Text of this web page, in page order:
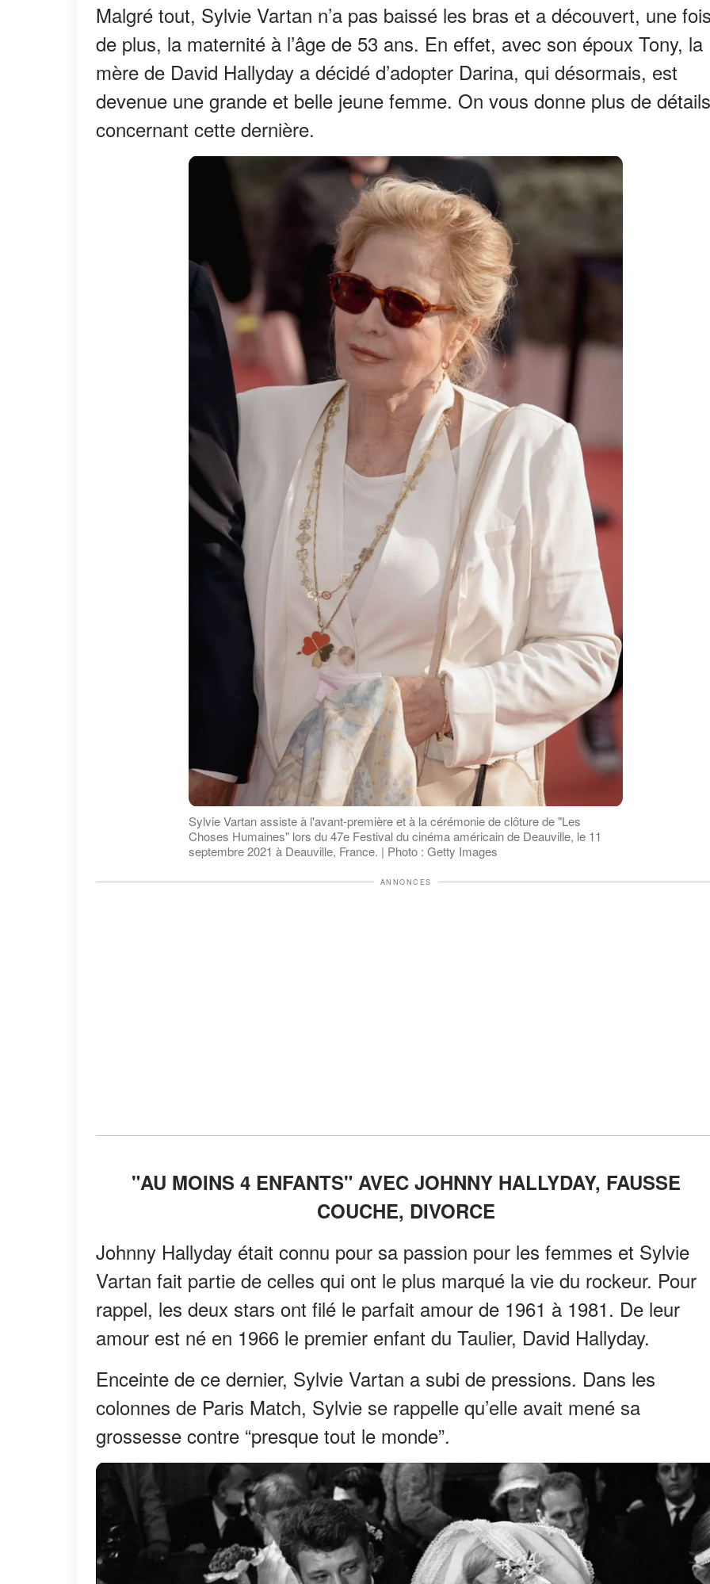
Malgré tout, Sylvie Vartan n’a pas baissé les bras et a découvert, une
de plus, la maternité à l’âge de 53 ans. En effet, avec son époux Tony, la
mère de David Hallyday a décidé d’adopter Darina, qui désormais, est
devenue une grande et belle jeune femme. On vous donne plus de détails
concernant cette dernière.
Sylvie Vartan assiste à l'avant-première et à la cérémonie de clôture de "Les
Choses Humaines" lors du 47e Festival du cinéma américain de Deauville, le 11
septembre 2021 à Deauville, France. | Photo : Getty Images
ANNONCES
"AU MOINS 4 ENFANTS" AVEC JOHNNY HALLYDAY, FAUSSE
COUCHE, DIVORCE
Johnny Hallyday était connu pour sa passion pour les femmes et Sylvie
Vartan fait partie de celles qui ont le plus marqué la vie du rockeur. Pour
rappel, les deux stars ont filé le parfait amour de 1961 à 1981. De leur
amour est né en 1966 le premier enfant du Taulier, David Hallyday.
Enceinte de ce dernier, Sylvie Vartan a subi de pressions. Dans les
colonnes de Paris Match, Sylvie se rappelle qu’elle avait mené sa
grossesse contre “presque tout le monde”.